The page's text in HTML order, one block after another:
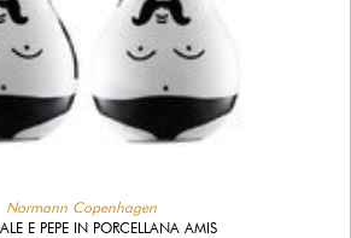
Normann Copenhagen
E PEPE IN PORCELLANA AMIS